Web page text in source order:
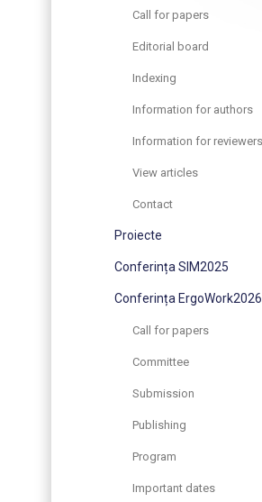
Call for papers
Editorial board
Indexing
Information for authors
Information for reviewers
View articles
Contact
Proiecte
Conferința SIM2025
Conferința ErgoWork2026
Call for papers
Committee
Submission
Publishing
Program
Important dates